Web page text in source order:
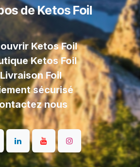
de Ketos Foil
Ketos Foil
Ketos Foil
LivraisonFoil
sécurisé
nous